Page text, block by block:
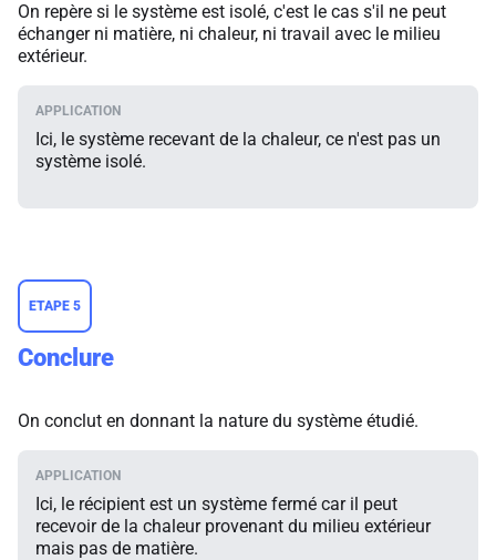
On repère si le système est isolé, c'est le cas s'il ne peut
échanger ni matière, ni chaleur, ni travail avec le milieu
extérieur.
Ici, le système recevant de la chaleur, ce n'est pas un
système isolé.
ETAPE 5
Conclure
On conclut en donnant la nature du système étudié.
Ici, le récipient est un système fermé car il peut
recevoir de la chaleur provenant du milieu extérieur
mais pas de matière.